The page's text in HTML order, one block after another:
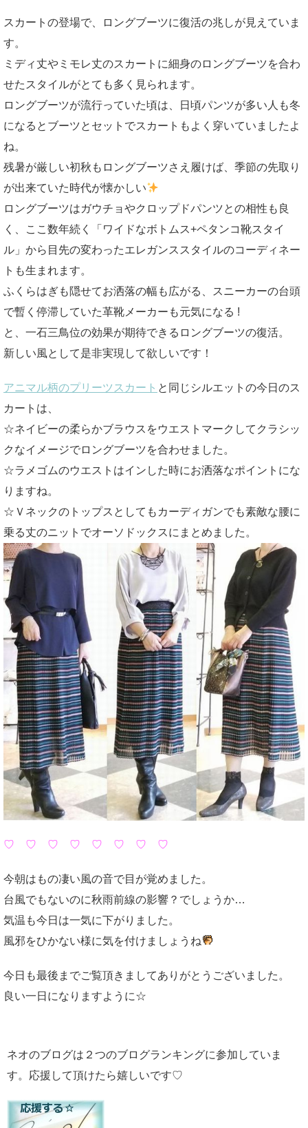
スカートの登場で、ロングブーツに復活の兆しが見えていま
す。
ミディ丈やミモレ丈のスカートに細身のロングブーツを合わ
せたスタイルがとても多く見られます。
ロングブーツが流行っていた頃は、日頃パンツが多い人も冬
になるとブーツとセットでスカートもよく穿いていましたよ
ね。
残暑が厳しい初秋もロングブーツさえ履けば、季節の先取り
が出来ていた時代が懐かしい
ロングブーツはガウチョやクロップドパンツとの相性も良
く、ここ数年続く「ワイドなボトムス+ペタンコ靴スタイ
ル」から目先の変わったエレガンススタイルのコーディネー
トも生まれます。
ふくらはぎも隠せてお洒落の幅も広がる、スニーカーの台頭
で暫く停滞していた革靴メーカーも元気になる !
と、一石三鳥位の効果が期待できるロングブーツの復活。
新しい風として是非実現して欲しいです！
アニマル柄のプリーツスカート と同じシルエットの今日のス
カートは、
☆ネイビーの柔らかブラウスをウエストマークしてクラシッ
クなイメージでロングブーツを合わせました。
☆ラメゴムのウエストはインした時にお洒落なポイントにな
りますね。
☆Ｖネックのトップスとしてもカーディガンでも素敵な腰に
乗る丈のニットでオーソドックスにまとめました。
♡ ♡ ♡ ♡ ♡ ♡ ♡ ♡
今朝はもの凄い風の音で目が覚めました。
台風でもないのに秋雨前線の影響？でしょうか…
気温も今日は一気に下がりました。
風邪をひかない様に気を付けましょうね
今日も最後までご覧頂きましてありがとうございました。
良い一日になりますように☆
ネオのブログは２つのブログランキングに参加していま
す。応援して頂けたら嬉しいです♡